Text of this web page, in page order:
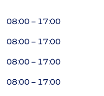
08:00 – 17:00
08:00 – 17:00
08:00 – 17:00
08:00 – 17:00